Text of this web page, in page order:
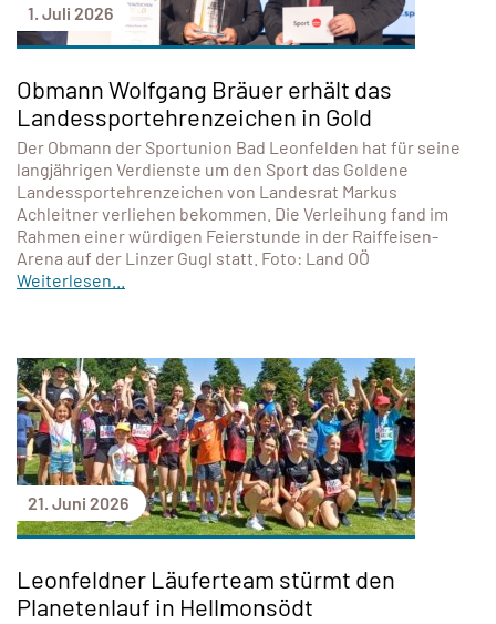
1. Juli 2026
Obmann Wolfgang Bräuer erhält das
Landessportehrenzeichen in Gold
Der Obmann der Sportunion Bad Leonfelden hat für seine
langjährigen Verdienste um den Sport das Goldene
Landessportehrenzeichen von Landesrat Markus
Achleitner verliehen bekommen. Die Verleihung fand im
Rahmen einer würdigen Feierstunde in der Raiffeisen-
Arena auf der Linzer Gugl statt. Foto: Land OÖ
Weiterlesen...
21. Juni 2026
Leonfeldner Läuferteam stürmt den
Planetenlauf in Hellmonsödt